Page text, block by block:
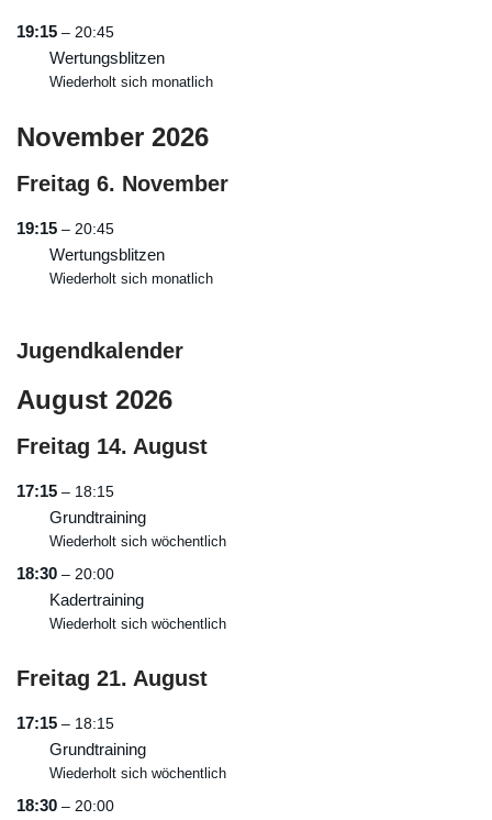
19:15 – 20:45
Wertungsblitzen
Wiederholt sich monatlich
November 2026
Freitag 6. November
19:15 – 20:45
Wertungsblitzen
Wiederholt sich monatlich
Jugendkalender
August 2026
Freitag 14. August
17:15 – 18:15
Grundtraining
Wiederholt sich wöchentlich
18:30 – 20:00
Kadertraining
Wiederholt sich wöchentlich
Freitag 21. August
17:15 – 18:15
Grundtraining
Wiederholt sich wöchentlich
18:30 – 20:00